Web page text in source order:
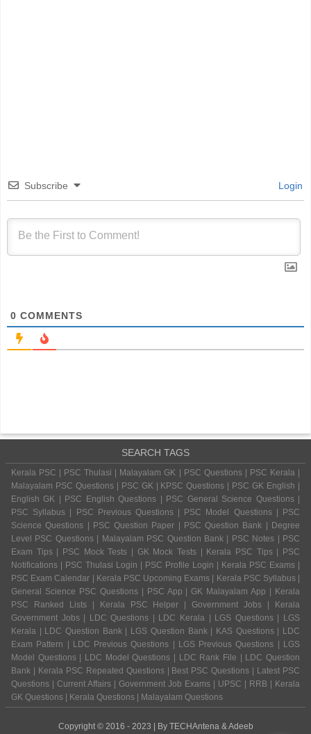
Subscribe Login
0 COMMENTS
SEARCH TAGS
Kerala PSC | PSC Thulasi | Malayalam GK | PSC Questions | PSC Kerala |
Malayalam PSC Questions | PSC GK | KPSC Questions | PSC GK English |
English GK | PSC English Questions | PSC General Science Questions |
PSC Syllabus | PSC Previous Questions | PSC Model Questions | PSC
Science Questions | PSC Question Paper | PSC Question Bank | Degree
Level PSC Questions | Malayalam PSC Question Bank | PSC Notes | PSC
Exam Tips | PSC Mock Tests | GK Mock Tests | Kerala PSC Tips | PSC
Notifications | PSC Thulasi Login | PSC Profile Login | Kerala PSC Exams |
PSC Exam Calendar | Kerala PSC Upcoming Exams | Kerala PSC Syllabus |
General Science PSC Questions | PSC App | GK Malayalam App | Kerala
PSC Ranked Lists | Kerala PSC Helper | Government Jobs | Kerala
Government Jobs | LDC Questions | LDC Kerala | LGS Questions | LGS
Kerala | LDC Question Bank | LGS Question Bank | KAS Questions | LDC
Exam Pattern | LDC Previous Questions | LGS Previous Questions | LGS
Model Questions | LDC Model Questions | LDC Rank File | LDC Question
Bank | Kerala PSC Repeated Questions | Best PSC Questions | Latest PSC
Questions | Current Affairs | Government Job Exams | UPSC | RRB | Kerala
GK Questions | Kerala Questions | Malayalam Questions
Copyright © 2016 - 2023 | By TECHAntena & Adeeb